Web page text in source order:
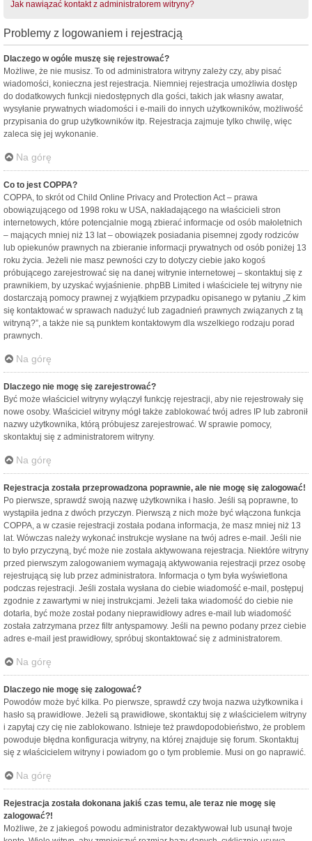
Jak nawiązać kontakt z administratorem witryny?
Problemy z logowaniem i rejestracją
Dlaczego w ogóle muszę się rejestrować?
Możliwe, że nie musisz. To od administratora witryny zależy czy, aby pisać
wiadomości, konieczna jest rejestracja. Niemniej rejestracja umożliwia dostęp
do dodatkowych funkcji niedostępnych dla gości, takich jak własny awatar,
wysyłanie prywatnych wiadomości i e-maili do innych użytkowników, możliwość
przypisania do grup użytkowników itp. Rejestracja zajmuje tylko chwilę, więc
zaleca się jej wykonanie.
Na górę
Co to jest COPPA?
COPPA, to skrót od Child Online Privacy and Protection Act – prawa
obowiązującego od 1998 roku w USA, nakładającego na właścicieli stron
internetowych, które potencjalnie mogą zbierać informacje od osób małoletnich
– mających mniej niż 13 lat – obowiązek posiadania pisemnej zgody rodziców
lub opiekunów prawnych na zbieranie informacji prywatnych od osób poniżej 13
roku życia. Jeżeli nie masz pewności czy to dotyczy ciebie jako kogoś
próbującego zarejestrować się na danej witrynie internetowej – skontaktuj się z
prawnikiem, by uzyskać wyjaśnienie. phpBB Limited i właściciele tej witryny nie
dostarczają pomocy prawnej z wyjątkiem przypadku opisanego w pytaniu „Z kim
się kontaktować w sprawach nadużyć lub zagadnień prawnych związanych z tą
witryną?”, a także nie są punktem kontaktowym dla wszelkiego rodzaju porad
prawnych.
Na górę
Dlaczego nie mogę się zarejestrować?
Być może właściciel witryny wyłączył funkcję rejestracji, aby nie rejestrowały się
nowe osoby. Właściciel witryny mógł także zablokować twój adres IP lub zabronił
nazwy użytkownika, którą próbujesz zarejestrować. W sprawie pomocy,
skontaktuj się z administratorem witryny.
Na górę
Rejestracja została przeprowadzona poprawnie, ale nie mogę się zalogować!
Po pierwsze, sprawdź swoją nazwę użytkownika i hasło. Jeśli są poprawne, to
wystąpiła jedna z dwóch przyczyn. Pierwszą z nich może być włączona funkcja
COPPA, a w czasie rejestracji została podana informacja, że masz mniej niż 13
lat. Wówczas należy wykonać instrukcje wysłane na twój adres e-mail. Jeśli nie
to było przyczyną, być może nie została aktywowana rejestracja. Niektóre witryny
przed pierwszym zalogowaniem wymagają aktywowania rejestracji przez osobę
rejestrującą się lub przez administratora. Informacja o tym była wyświetlona
podczas rejestracji. Jeśli została wysłana do ciebie wiadomość e-mail, postępuj
zgodnie z zawartymi w niej instrukcjami. Jeżeli taka wiadomość do ciebie nie
dotarła, być może został podany nieprawidłowy adres e-mail lub wiadomość
została zatrzymana przez filtr antyspamowy. Jeśli na pewno podany przez ciebie
adres e-mail jest prawidłowy, spróbuj skontaktować się z administratorem.
Na górę
Dlaczego nie mogę się zalogować?
Powodów może być kilka. Po pierwsze, sprawdź czy twoja nazwa użytkownika i
hasło są prawidłowe. Jeżeli są prawidłowe, skontaktuj się z właścicielem witryny
i zapytaj czy cię nie zablokowano. Istnieje też prawdopodobieństwo, że problem
powoduje błędna konfiguracja witryny, na której znajduje się forum. Skontaktuj
się z właścicielem witryny i powiadom go o tym problemie. Musi on go naprawić.
Na górę
Rejestracja została dokonana jakiś czas temu, ale teraz nie mogę się
zalogować?!
Możliwe, że z jakiegoś powodu administrator dezaktywował lub usunął twoje